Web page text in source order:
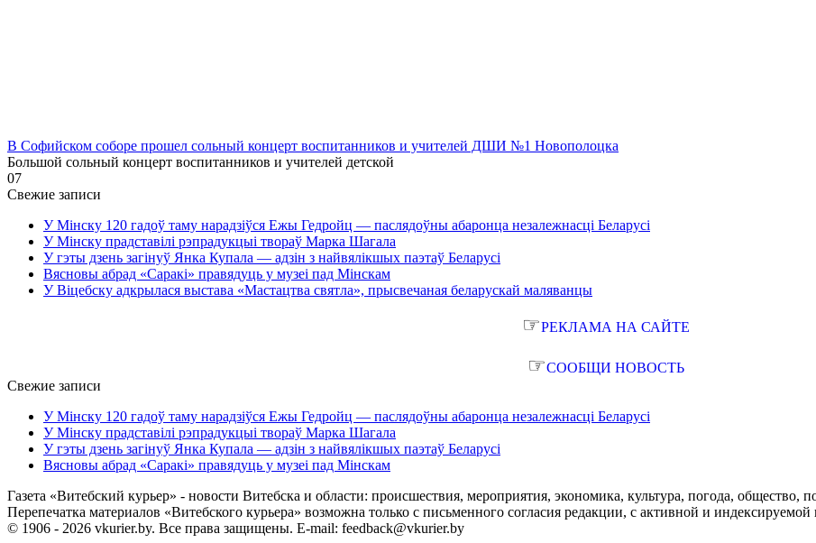
В Софийском соборе прошел сольный концерт воспитанников и учителей ДШИ №1 Новополоцка
Большой сольный концерт воспитанников и учителей детской
07
Свежие записи
У Мінску 120 гадоў таму нарадзіўся Ежы Гедройц — паслядоўны абаронца незалежнасці Беларусі
У Мінску прадставілі рэпрадукцыі твораў Марка Шагала
У гэты дзень загінуў Янка Купала — адзін з найвялікшых паэтаў Беларусі
Вясновы абрад «Саракі» правядуць у музеі пад Мінскам
У Віцебску адкрылася выстава «Мастацтва святла», прысвечаная беларускай маляванцы
☞РЕКЛАМА НА САЙТЕ
☞СООБЩИ НОВОСТЬ
Свежие записи
У Мінску 120 гадоў таму нарадзіўся Ежы Гедройц — паслядоўны абаронца незалежнасці Беларусі
У Мінску прадставілі рэпрадукцыі твораў Марка Шагала
У гэты дзень загінуў Янка Купала — адзін з найвялікшых паэтаў Беларусі
Вясновы абрад «Саракі» правядуць у музеі пад Мінскам
Газета «Витебский курьер» - новости Витебска и области: происшествия, мероприятия, экономика, культура, погода, общество,
Перепечатка материалов «Витебского курьера» возможна только с письменного согласия редакции, с активной и
© 1906 - 2026 vkurier.by. Все права защищены. E-mail: feedback@vkurier.by